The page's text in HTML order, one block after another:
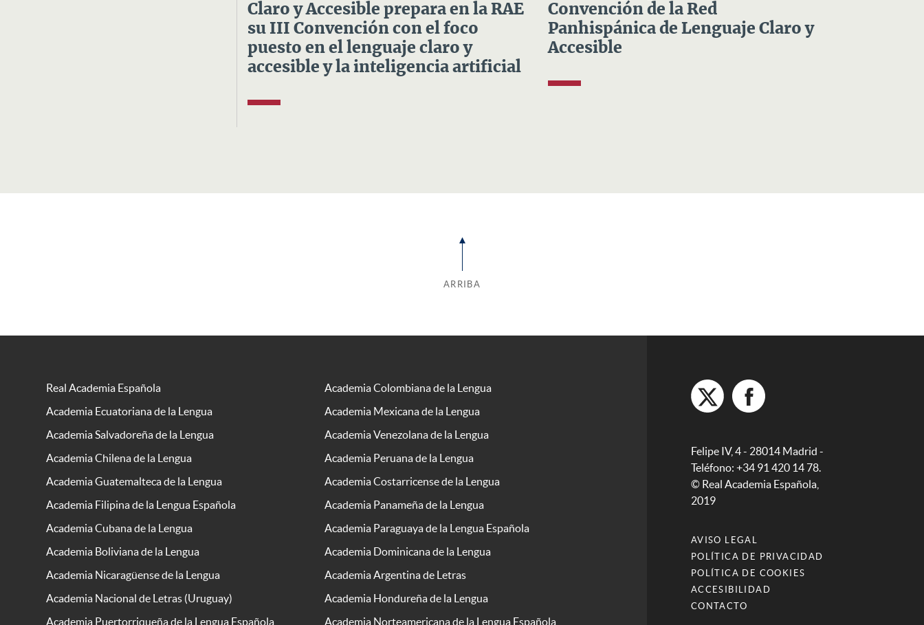
Claro y Accesible prepara en la RAE
su III Convención con el foco
puesto en el lenguaje claro y
accesible y la inteligencia artificial
Convención de la Red
Panhispánica de Lenguaje Claro y
Accesible
ARRIBA
Real Academia Española
Academia Colombiana de la Lengua
Academia Ecuatoriana de la Lengua
Academia Mexicana de la Lengua
Academia Salvadoreña de la Lengua
Academia Venezolana de la Lengua
Academia Chilena de la Lengua
Academia Peruana de la Lengua
Academia Guatemalteca de la Lengua
Academia Costarricense de la Lengua
Academia Filipina de la Lengua Española
Academia Panameña de la Lengua
Academia Cubana de la Lengua
Academia Paraguaya de la Lengua Española
Academia Boliviana de la Lengua
Academia Dominicana de la Lengua
Academia Nicaragüense de la Lengua
Academia Argentina de Letras
Academia Nacional de Letras (Uruguay)
Academia Hondureña de la Lengua
Academia Puertorriqueña de la Lengua Española
Academia Norteamericana de la Lengua Española
Felipe IV, 4 - 28014 Madrid -
Teléfono: +34 91 420 14 78.
© Real Academia Española,
2019
AVISO LEGAL
POLÍTICA DE PRIVACIDAD
POLÍTICA DE COOKIES
ACCESIBILIDAD
CONTACTO